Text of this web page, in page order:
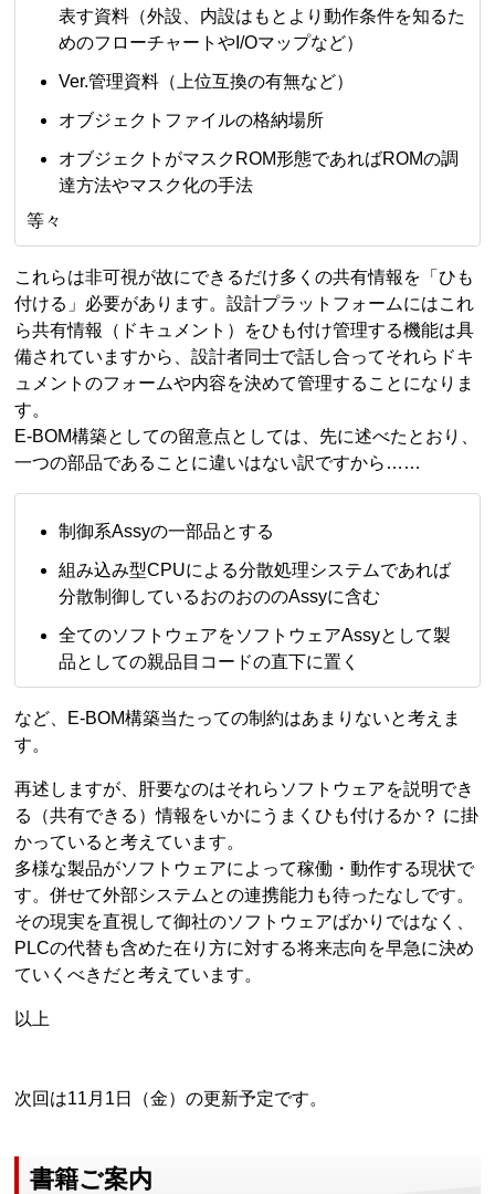
表す資料（外設、内設はもとより動作条件を知るた
めのフローチャートやI/Oマップなど）
Ver.管理資料（上位互換の有無など）
オブジェクトファイルの格納場所
オブジェクトがマスクROM形態であればROMの調
達方法やマスク化の手法
等々
これらは非可視が故にできるだけ多くの共有情報を「ひも
付ける」必要があります。設計プラットフォームにはこれ
ら共有情報（ドキュメント）をひも付け管理する機能は具
備されていますから、設計者同士で話し合ってそれらドキ
ュメントのフォームや内容を決めて管理することになりま
す。
E-BOM構築としての留意点としては、先に述べたとおり、
一つの部品であることに違いはない訳ですから……
制御系Assyの一部品とする
組み込み型CPUによる分散処理システムであれば
分散制御しているおのおののAssyに含む
全てのソフトウェアをソフトウェアAssyとして製
品としての親品目コードの直下に置く
など、E-BOM構築当たっての制約はあまりないと考えま
す。
再述しますが、肝要なのはそれらソフトウェアを説明でき
る（共有できる）情報をいかにうまくひも付けるか？ に掛
かっていると考えています。
多様な製品がソフトウェアによって稼働・動作する現状で
す。併せて外部システムとの連携能力も待ったなしです。
その現実を直視して御社のソフトウェアばかりではなく、
PLCの代替も含めた在り方に対する将来志向を早急に決め
ていくべきだと考えています。
以上
次回は11月1日（金）の更新予定です。
書籍ご案内